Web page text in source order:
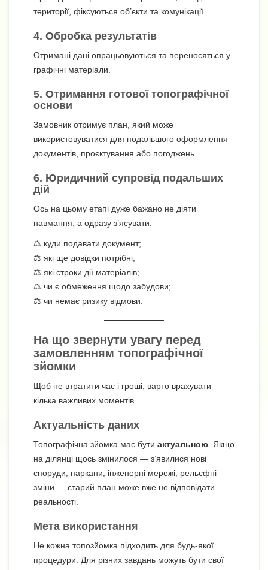
території, фіксуються об’єкти та комунікації.
4. Обробка результатів
Отримані дані опрацьовуються та переносяться у
графічні матеріали.
5. Отримання готової топографічної
основи
Замовник отримує план, який може
використовуватися для подальшого оформлення
документів, проєктування або погоджень.
6. Юридичний супровід подальших
дій
Ось на цьому етапі дуже бажано не діяти
навмання, а одразу з’ясувати:
⚖️ куди подавати документ;
⚖️ які ще довідки потрібні;
⚖️ які строки дії матеріалів;
⚖️ чи є обмеження щодо забудови;
⚖️ чи немає ризику відмови.
На що звернути увагу перед
замовленням топографічної
зйомки
Щоб не втратити час і гроші, варто врахувати
кілька важливих моментів.
Актуальність даних
Топографічна зйомка має бути актуальною . Якщо
на ділянці щось змінилося — з’явилися нові
споруди, паркани, інженерні мережі, рельєфні
зміни — старий план може вже не відповідати
реальності.
Мета використання
Не кожна топозйомка підходить для будь-якої
процедури. Для різних завдань можуть бути свої